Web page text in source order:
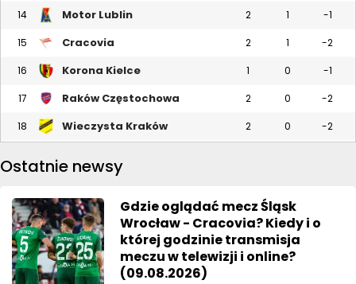
14 Motor Lublin 2 1 -1
15 Cracovia 2 1 -2
16 Korona Kielce 1 0 -1
17 Raków Częstochowa 2 0 -2
18 Wieczysta Kraków 2 0 -2
Ostatnie newsy
Gdzie oglądać mecz Śląsk
Wrocław - Cracovia? Kiedy i o
której godzinie transmisja
meczu w telewizji i online?
(09.08.2026)